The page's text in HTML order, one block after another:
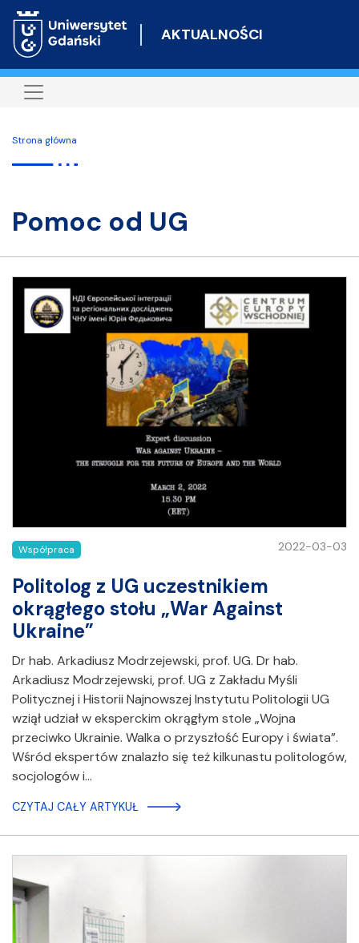
do
AKTUALNOŚCI
Strona główna
pomoc od UG
Współpraca 2022-03-03
Politolog z UG uczestnikiem
okrągłego stołu „War Against
Ukraine”
Dr hab. Arkadiusz Modrzejewski, prof. UG. Dr hab.
Arkadiusz Modrzejewski, prof. UG z Zakładu Myśli
Politycznej i Historii Najnowszej Instytutu Politologii UG
wziął udział w eksperckim okrągłym stole „Wojna
przeciwko Ukrainie. Walka o przyszłość Europy i świata”.
Wśród ekspertów znalazło się też kilkunastu politologów,
socjologów i…
CZYTAJ CAŁY ARTYKUŁ